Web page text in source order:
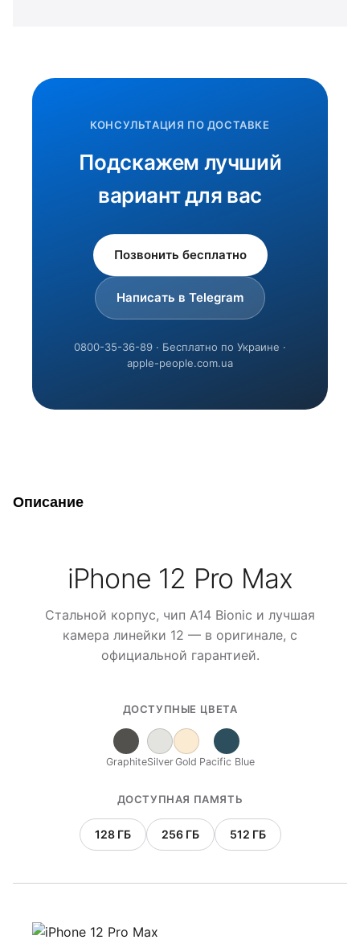
КОНСУЛЬТАЦИЯ ПО ДОСТАВКЕ
Подскажем лучший
вариант для вас
Позвонить бесплатно
Написать в Telegram
0800-35-36-89 · Бесплатно по Украине ·
apple-people.com.ua
Описание
iPhone 12 Pro Max
Стальной корпус, чип A14 Bionic и лучшая
камера линейки 12 — в оригинале, с
официальной гарантией.
ДОСТУПНЫЕ ЦВЕТА
GraphiteSilverGold Pacific Blue
ДОСТУПНАЯ ПАМЯТЬ
128 ГБ 256 ГБ 512 ГБ